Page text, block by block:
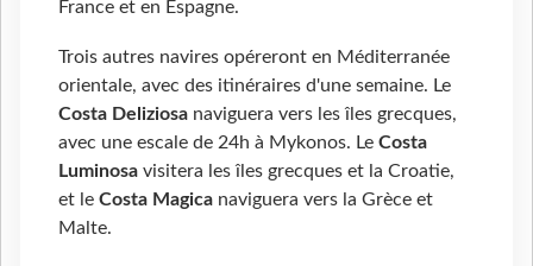
France et en Espagne.
Trois autres navires opéreront en Méditerranée
orientale, avec des itinéraires d'une semaine. Le
Costa Deliziosa naviguera vers les îles grecques,
avec une escale de 24h à Mykonos. Le Costa
Luminosa visitera les îles grecques et la Croatie,
et le Costa Magica naviguera vers la Grèce et
Malte.